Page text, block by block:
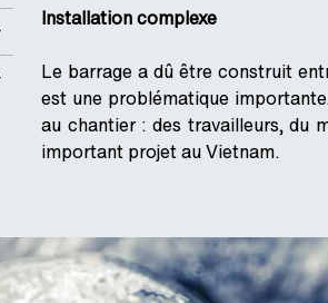
Installation complexe
Le barrage a dû être construit
est une problématique
au chantier : des travailleurs, du
important projet au Vietnam.